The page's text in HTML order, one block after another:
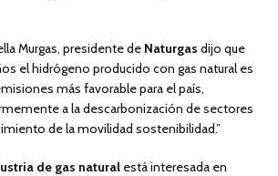
Murgas, presidente de Naturgas dijo que
el hidrógeno producido con gas natural es
más favorable para el país,
a la descarbonización de sectores
de la movilidad sostenibilidad.”
de gas natural está interesada en